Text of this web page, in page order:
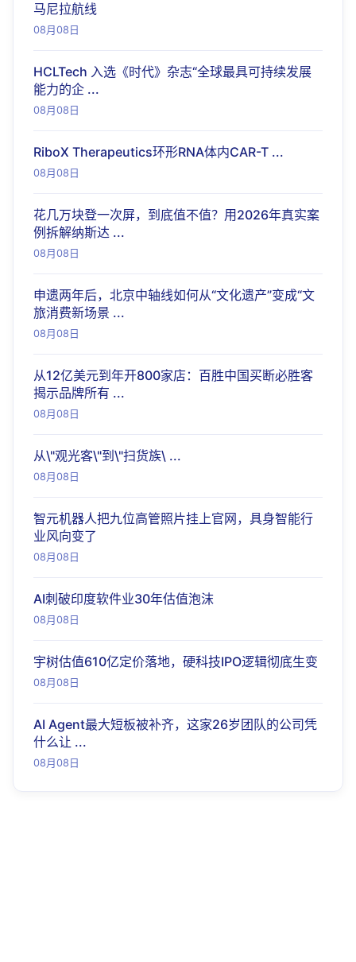
马尼拉航线
08月08日
HCLTech 入选《时代》杂志“全球最具可持续发展
能力的企 ...
08月08日
RiboX Therapeutics环形RNA体内CAR-T ...
08月08日
花几万块登一次屏，到底值不值？用2026年真实案
例拆解纳斯达 ...
08月08日
申遗两年后，北京中轴线如何从“文化遗产”变成“文
旅消费新场景 ...
08月08日
从12亿美元到年开800家店：百胜中国买断必胜客
揭示品牌所有 ...
08月08日
从\"观光客\"到\"扫货族\ ...
08月08日
智元机器人把九位高管照片挂上官网，具身智能行
业风向变了
08月08日
AI刺破印度软件业30年估值泡沫
08月08日
宇树估值610亿定价落地，硬科技IPO逻辑彻底生变
08月08日
AI Agent最大短板被补齐，这家26岁团队的公司凭
什么让 ...
08月08日